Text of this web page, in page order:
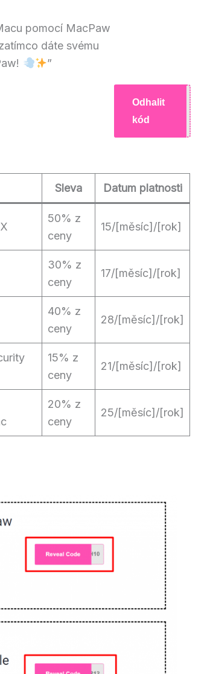
pomocí MacPaw
dáte svému
”
Odhalit
kód
Sleva Datum platnosti
50% z
ceny
15/[měsíc]/[rok]
30% z
ceny
17/[měsíc]/[rok]
40% z
ceny
28/[měsíc]/[rok]
15% z
ceny
21/[měsíc]/[rok]
20% z
ceny
25/[měsíc]/[rok]